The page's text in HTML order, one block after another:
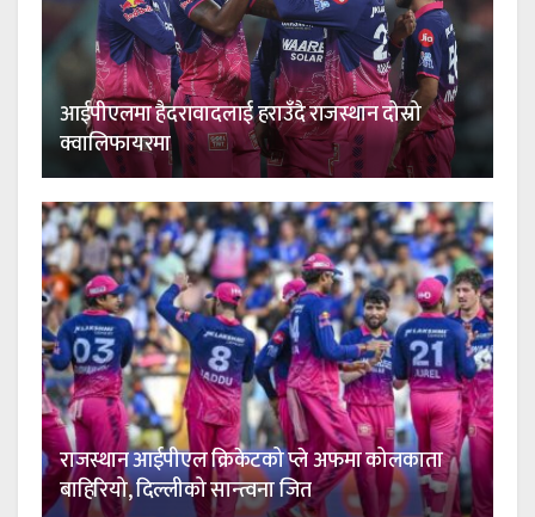
आईपीएलमा हैदरावादलाई हराउँदै राजस्थान दोस्रो
क्वालिफायरमा
राजस्थान आईपीएल क्रिकेटको प्ले अफमा कोलकाता
बाहिरियो, दिल्लीको सान्त्वना जित